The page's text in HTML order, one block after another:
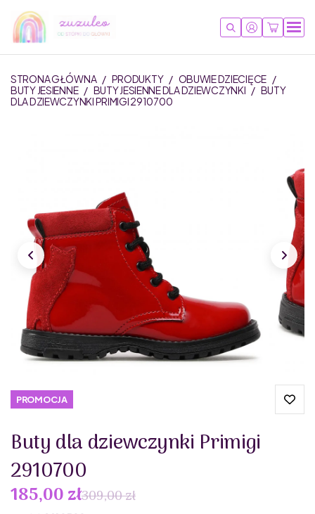
STRONA GŁÓWNA / PRODUKTY / OBUWIE DZIECIĘCE /
BUTY JESIENNE / BUTY JESIENNE DLA DZIEWCZYNKI / BUTY
DLA DZIEWCZYNKI PRIMIGI 2910700
PROMOCJA
Buty dla dziewczynki Primigi
2910700
185,00 zł309,00 zł